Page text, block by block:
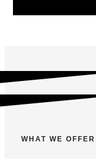
WHAT WE OFFER